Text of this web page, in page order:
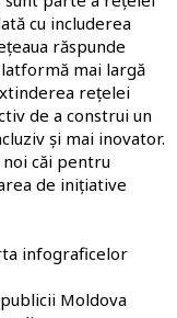
cu includerea
răspunde
mai largă
rețelei
de a construi un
și mai inovator.
căi pentru
de inițiative
infograficelor
Moldova